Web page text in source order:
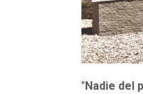
" Nadie del